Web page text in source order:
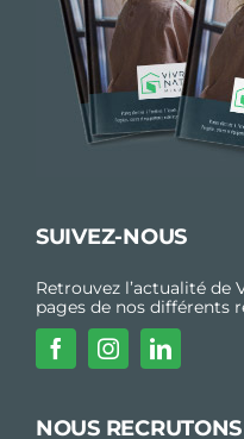
SUIVEZ-NOUS
Retrouvez l’actualité de
pages de nos différents
NOUS